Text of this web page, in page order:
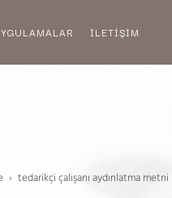
İLETİŞİM
tedarikçi çalışanı aydınlatma metni